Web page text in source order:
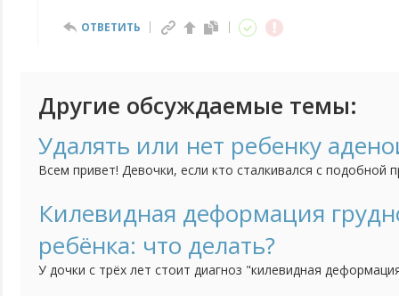
ОТВЕТИТЬ
Другие обсуждаемые темы:
Удалять или нет ребенку
Всем привет! Девочки, если кто сталкивался с подобной
переходит в гайморит. Как только начинается гайморит,
размера, который является показанием к удалению.
гайморит...
Килевидная деформация
ребёнка: что делать?
У дочки с трёх лет стоит диагноз "килевидная